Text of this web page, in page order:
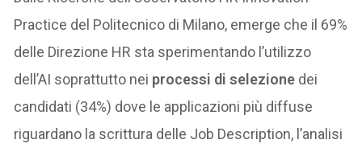
Practice del Politecnico di Milano, emerge che il 69%
delle Direzione HR sta sperimentando l’utilizzo
dell’AI soprattutto nei processi di selezione dei
candidati (34%) dove le applicazioni più diffuse
riguardano la scrittura delle Job Description, l’analisi